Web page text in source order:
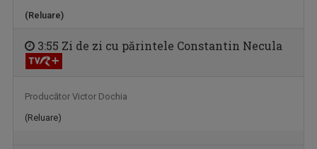
(Reluare)
3:55 Zi de zi cu părintele Constantin Necula
Producător Victor Dochia
(Reluare)